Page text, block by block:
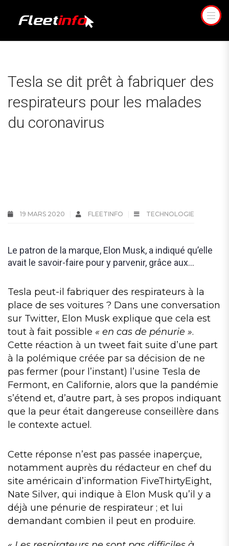
Tesla se dit prêt à fabriquer des
respirateurs pour les malades
du coronavirus
19 MARS 2020 FLEETINFO TECHNOLOGIE
Le patron de la marque, Elon Musk, a indiqué qu’elle
avait le savoir-faire pour y parvenir, grâce aux
aussi ceux des navettes SpaceX.
Tesla peut-il fabriquer des respirateurs à la
place de ses voitures ? Dans une conversation
sur Twitter, Elon Musk explique que cela est
tout à fait possible « en cas de pénurie ».
Cette réaction à un tweet fait suite d’une part
à la polémique créée par sa décision de ne
pas fermer (pour l’instant) l’usine Tesla de
Fermont, en Californie, alors que la pandémie
s’étend et, d’autre part, à ses propos indiquant
que la peur était dangereuse conseillère dans
le contexte actuel.
Cette réponse n’est pas passée inaperçue,
notamment auprès du rédacteur en chef du
site américain d’information FiveThirtyEight,
Nate Silver, qui indique à Elon Musk qu’il y a
déjà une pénurie de respirateur ; et lui
demandant combien il peut en produire.